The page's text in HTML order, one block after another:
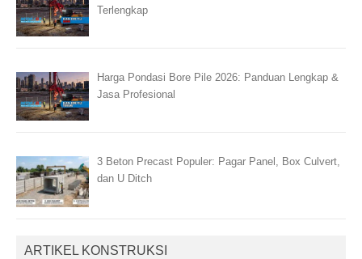
Terlengkap
Harga Pondasi Bore Pile 2026: Panduan Lengkap &
Jasa Profesional
3 Beton Precast Populer: Pagar Panel, Box Culvert,
dan U Ditch
ARTIKEL KONSTRUKSI